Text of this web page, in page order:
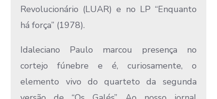
Revolucionário (LUAR) e no LP “Enquanto
há força” (1978).
Idaleciano Paulo marcou presença no
cortejo fúnebre e é, curiosamente, o
elemento vivo do quarteto da segunda